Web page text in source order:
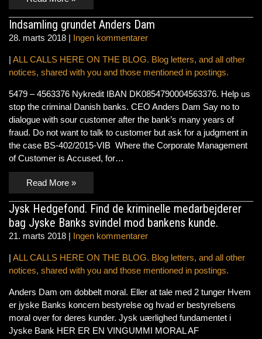
Indsamling grundet Anders Dam
28. marts 2018 | Ingen kommentarer
| ALL CALLS HERE ON THE BLOG. Blog letters, and all other
notices, shared with you and those mentioned in postings.
5479 – 4563376 Nykredit IBAN DK0854790004563376. Help us
stop the criminal Danish banks. CEO Anders Dam Say no to
dialogue with sour customer after the bank’s many years of
fraud. Do not want to talk to customer but ask for a judgment in
the case BS-402/2015-VIB Where the Corporate Management
of Customer is Accused, for…
Read More »
Jysk Hedgefond. Find de kriminelle medarbejderer
bag Jyske Banks svindel mod bankens kunde.
21. marts 2018 | Ingen kommentarer
| ALL CALLS HERE ON THE BLOG. Blog letters, and all other
notices, shared with you and those mentioned in postings.
Anders Dam om dobbelt moral. Eller at tale med 2 tunger Hvem
er jyske Banks koncern bestyrelse og hvad er bestyrelsens
moral over for deres kunder. Jysk uærlighed fundamentet i
Jyske Bank HER ER EN VINGUMMI MORAL AF